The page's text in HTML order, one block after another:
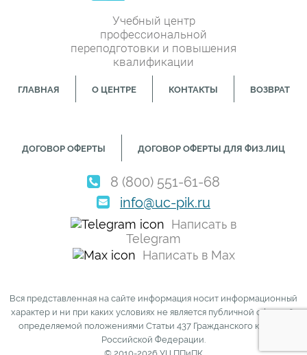
Учебный центр
профессиональной
переподготовки и повышения
квалификации
ГЛАВНАЯ О ЦЕНТРЕ КОНТАКТЫ ВОЗВРАТ
ДОГОВОР ОФЕРТЫ ДОГОВОР ОФЕРТЫ ДЛЯ ФИЗ.ЛИЦ
8 (800) 551-61-68
info@uc-pik.ru
Написать в
Telegram
Написать в Max
Вся представленная на сайте информация носит информационный
характер и ни при каких условиях не является публичной офертой,
определяемой положениями Статьи 437 Гражданского кодекса
Российской Федерации.